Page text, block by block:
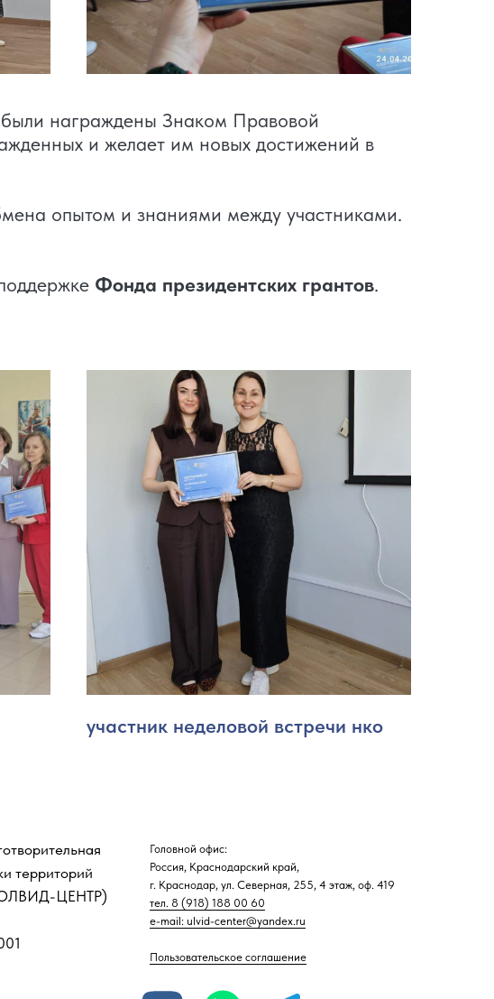
были награждены Знаком Правовой
и желает им новых достижений в
опытом и знаниями между участниками.
Фонда президентских грантов.
участник неделовой встречи нко
Головной офис:
Россия, Краснодарский край,
г. Краснодар, ул. Северная, 255, 4 этаж, оф. 419
тел. 8 (918) 188 00 60
e-mail: ulvid-center@yandex.ru
Пользовательское соглашение
территорий
ЦЕНТР)